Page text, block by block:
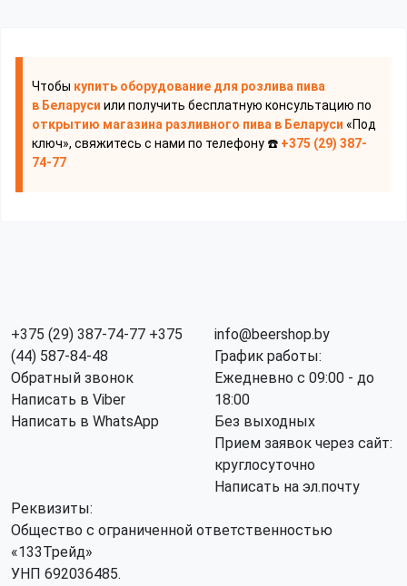
Чтобы купить оборудование для розлива пива
в Беларуси или получить бесплатную консультацию по
открытию магазина разливного пива в Беларуси «Под
ключ», свяжитесь с нами по телефону ☎️ +375 (29) 387-
74-77
+375 (29) 387-74-77 +375
(44) 587-84-48
Обратный звонок
Написать в Viber
Написать в WhatsApp
info@beershop.by
График работы:
Ежедневно с 09:00 - до
18:00
Без выходных
Прием заявок через сайт:
круглосуточно
Написать на эл.почту
Реквизиты:
Общество с ограниченной ответственностью
«133Трейд»
УНП 692036485​.